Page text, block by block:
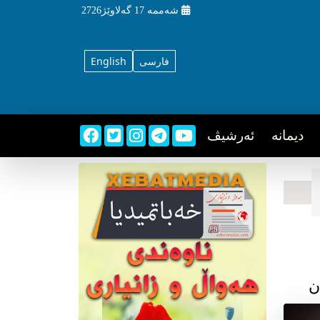
شه‌ممه‌ 17 گه‌لاوێژ2726
English فارسی
دیمانه ئه‌رشیڤ